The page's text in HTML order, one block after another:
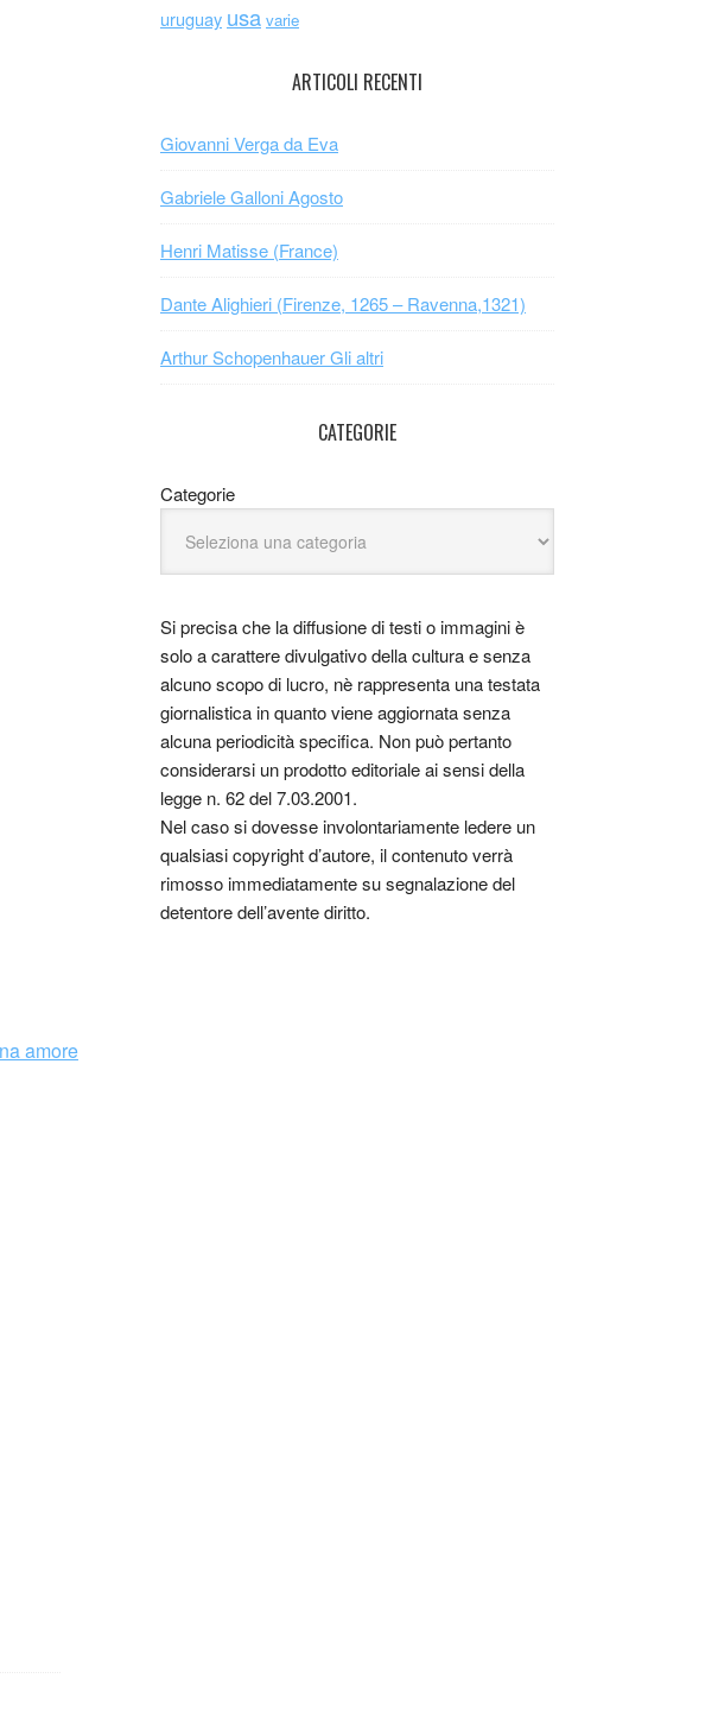
uruguay usa varie
ARTICOLI RECENTI
Giovanni Verga da Eva
Gabriele Galloni Agosto
Henri Matisse (France)
Dante Alighieri (Firenze, 1265 – Ravenna,1321)
Arthur Schopenhauer Gli altri
CATEGORIE
Categorie
Si precisa che la diffusione di testi o immagini è
solo a carattere divulgativo della cultura e senza
alcuno scopo di lucro, nè rappresenta una testata
giornalistica in quanto viene aggiornata senza
alcuna periodicità specifica. Non può pertanto
considerarsi un prodotto editoriale ai sensi della
legge n. 62 del 7.03.2001.
Nel caso si dovesse involontariamente ledere un
qualsiasi copyright d’autore, il contenuto verrà
rimosso immediatamente su segnalazione del
detentore dell’avente diritto.